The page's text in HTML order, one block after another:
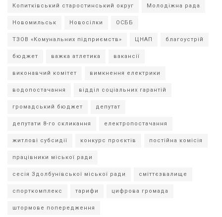
Копитківський старостинський округ Молодіжна рада
Новомильськ Новосілки ОСББ
ТЗОВ «Комунальних підприємств» ЦНАП благоустрій
бюджет важка атлетика вакансії
виконавчий комітет вимкнення електрики
водопостачання відділ соціальних гарантій
громадський бюджет депутат
депутати 8-го скликання електропостачання
житлові субсидії конкурс проєктів постійна комісія
працівники міської ради
сесія Здолбунівської міської ради сміттєзвалище
спорткомплекс тарифи цифрова громада
штормове попередження